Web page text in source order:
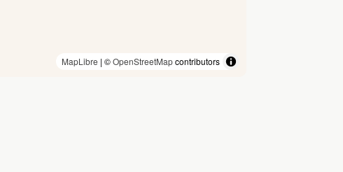
MapLibre | ©OpenStreetMapcontributors